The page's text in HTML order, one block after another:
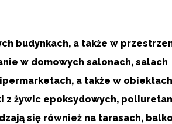
budynkach, a także w
w domowych salonach, salach
a także w obiektach
z żywic epoksydowych,
się również na tarasach,